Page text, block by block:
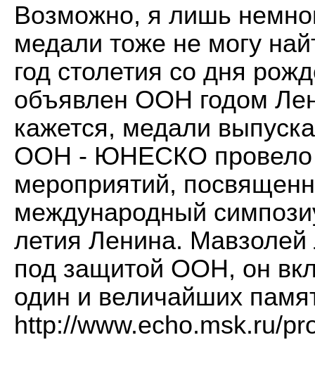
Возможно, я лишь
медали тоже не могу
год столетия со дня
объявлен ООН годом
кажется, медали
ООН - ЮНЕСКО провело
мероприятий,
международный
летия Ленина. Мавзолей
под защитой ООН, он
один и величайших
http://www.echo.msk.ru/